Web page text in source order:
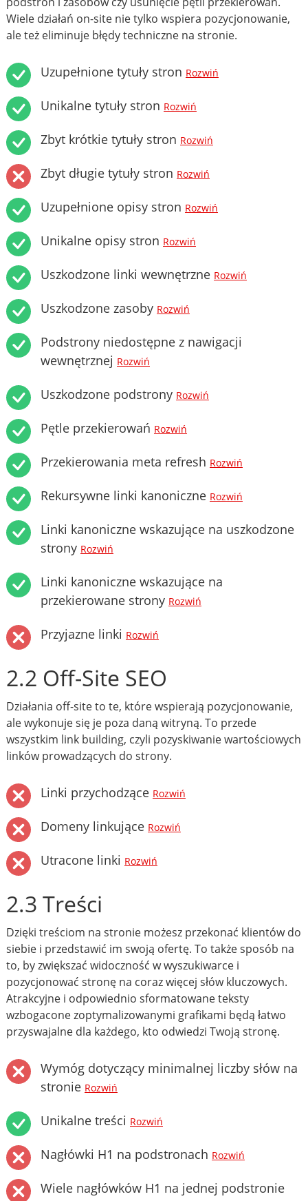
Wiele działań on-site nie tylko wspiera pozycjonowanie,
ale też eliminuje błędy techniczne na stronie.
Uzupełnione tytuły stron Rozwiń
Unikalne tytuły stron Rozwiń
Zbyt krótkie tytuły stron Rozwiń
Zbyt długie tytuły stron Rozwiń
Uzupełnione opisy stron Rozwiń
Unikalne opisy stron Rozwiń
Uszkodzone linki wewnętrzne Rozwiń
Uszkodzone zasoby Rozwiń
Podstrony niedostępne z nawigacji
wewnętrznej Rozwiń
Uszkodzone podstrony Rozwiń
Pętle przekierowań Rozwiń
Przekierowania meta refresh Rozwiń
Rekursywne linki kanoniczne Rozwiń
Linki kanoniczne wskazujące na uszkodzone
strony Rozwiń
Linki kanoniczne wskazujące na
przekierowane strony Rozwiń
Przyjazne linki Rozwiń
2.2 Off-Site SEO
Działania off-site to te, które wspierają pozycjonowanie,
ale wykonuje się je poza daną witryną. To przede
wszystkim link building, czyli pozyskiwanie wartościowych
linków prowadzących do strony.
Linki przychodzące Rozwiń
Domeny linkujące Rozwiń
Utracone linki Rozwiń
2.3 Treści
Dzięki treściom na stronie możesz przekonać klientów do
siebie i przedstawić im swoją ofertę. To także sposób na
to, by zwiększać widoczność w wyszukiwarce i
pozycjonować stronę na coraz więcej słów kluczowych.
Atrakcyjne i odpowiednio sformatowane teksty
wzbogacone zoptymalizowanymi grafikami będą łatwo
przyswajalne dla każdego, kto odwiedzi Twoją stronę.
Wymóg dotyczący minimalnej liczby słów na
stronie Rozwiń
Unikalne treści Rozwiń
Nagłówki H1 na podstronach Rozwiń
Wiele nagłówków H1 na jednej podstronie